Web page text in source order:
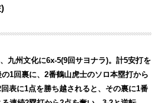
九州文化に6x-5(9回サヨナラ)。計5安打を
1回裏に、2番鶴山虎士のソロ本塁打から
表に1点を勝ち越されると、その裏に1番